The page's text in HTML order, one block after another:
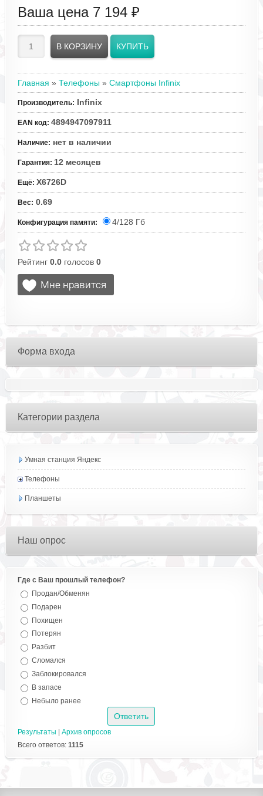
Ваша цена 7 194 ₽
Главная » Телефоны » Смартфоны Infinix
Производитель: Infinix
EAN код: 4894947097911
Наличие: нет в наличии
Гарантия: 12 месяцев
Ещё: X6726D
Вес: 0.69
Конфигурация памяти: 4/128 Гб
Рейтинг 0.0голосов 0
Форма входа
Категории раздела
Умная станция Яндекс
Телефоны
Планшеты
Наш опрос
Где с Ваш прошлый телефон?
Продан/Обменян
Подарен
Похищен
Потерян
Разбит
Сломался
Заблокировался
В запасе
Небыло ранее
Результаты
Архив опросов
Всего ответов: 1115